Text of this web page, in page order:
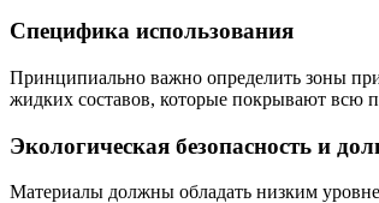
Специфика использования
Принципиально важно определить зоны
жидких составов, которые покрывают всю
Экологическая безопасность и
Материалы должны обладать низким